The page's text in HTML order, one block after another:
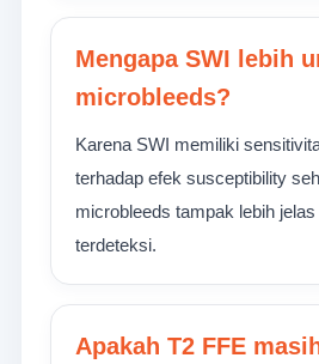
Mengapa SWI lebih
microbleeds?
Karena SWI memiliki
terhadap efek susceptibility
microbleeds tampak lebih
terdeteksi.
Apakah T2 FFE